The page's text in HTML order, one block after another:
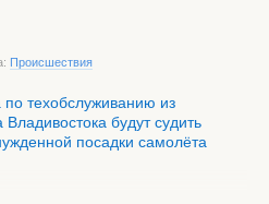
Происшествия
техобслуживанию из
Владивостока будут судить
посадки самолёта